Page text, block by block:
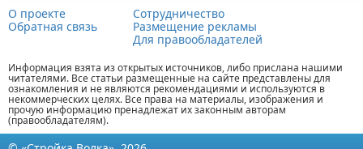
О проекте
Обратная связь
Сотрудничество
Размещение рекламы
Для правообладателей
Информация взята из открытых источников, либо прислана нашими
читателями. Все статьи размещенные на сайте представлены для
ознакомления и не являются рекомендациями и используются в
некоммерческих целях. Все права на материалы, изображения и
прочую информацию пренадлежат их законным авторам
(правообладателям).